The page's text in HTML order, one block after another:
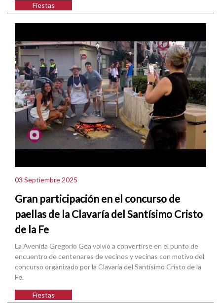
Fiestas
03 Septiembre 2025
Gran participación en el concurso de
paellas de la Clavaría del Santísimo Cristo
de la Fe
La Avenida Gregorio Gea volvió a convertirse en el punto de
encuentro de centenares de vecinos y vecinas con motivo del
concurso organizado por la Clavaría del Santísimo Cristo de la
Fe.
Fiestas